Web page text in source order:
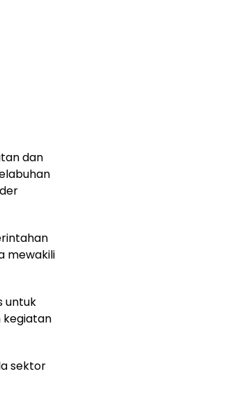
dan
mewakili
untuk
kegiatan
sektor